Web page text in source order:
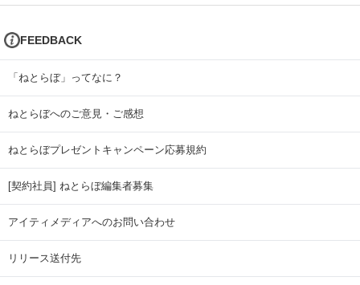
FEEDBACK
「ねとらぼ」ってなに？
ねとらぼへのご意見・ご感想
ねとらぼプレゼントキャンペーン応募規約
[契約社員] ねとらぼ編集者募集
アイティメディアへのお問い合わせ
リリース送付先